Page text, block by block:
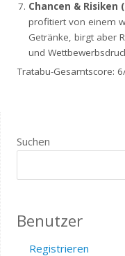
Chancen & Risiken
profitiert von einem
Getränke, birgt aber
und
Tratabu-Gesamtscore:
Suchen
Benutzer
Registrieren